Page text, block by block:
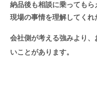
納品後も相談に乗ってもら
現場の事情を理解してくれ
会社側が考える強みより
いことがあります。